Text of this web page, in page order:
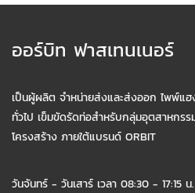
ออร์บิท ฟาสเทนเนอร์
เป็นผู้ผลิต จำหน่ายส่งและส่งออก ไพพ์แ
ทั่วไป เข็มขัดรัดท่อสำหรับกลุ่มอุตสาหกร
โครงสร้าง ภายใต้แบรนด์ ORBIT
วันจันทร์ - วันเสาร์ เวลา 08:30 - 17:15 น.